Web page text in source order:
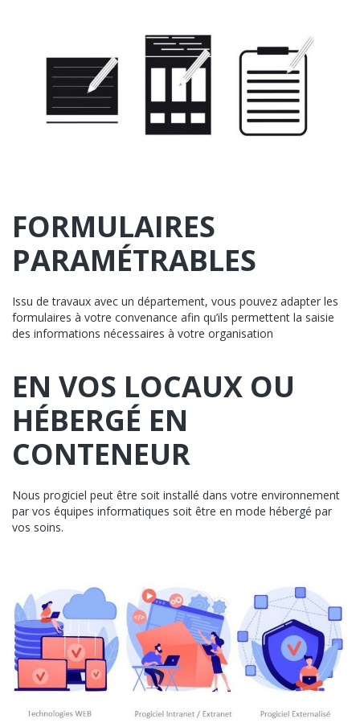
FORMULAIRES
PARAMÉTRABLES
Issu de travaux avec un département, vous pouvez adapter les
formulaires à votre convenance afin qu’ils permettent la saisie
des informations nécessaires à votre organisation
EN VOS LOCAUX OU
HÉBERGÉ EN
CONTENEUR
Nous progiciel peut être soit installé dans votre environnement
par vos équipes informatiques soit être en mode hébergé par
vos soins.